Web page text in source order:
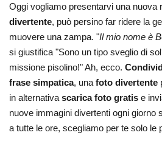
Oggi vogliamo presentarvi una nuova
divertente, può persino far ridere la
muovere una zampa. "Il mio nome è
si giustifica "Sono un tipo sveglio di
missione pisolino!" Ah, ecco.
frase simpatica, una foto divertente
in alternativa scarica foto gratis e
nuove immagini divertenti ogni giorno
a tutte le ore, scegliamo per te solo le